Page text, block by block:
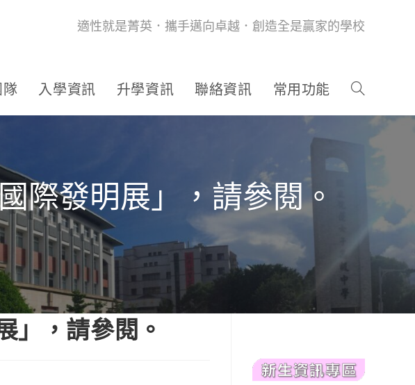
適性就是菁英．攜手邁向卓越．創造全是贏家的學校
入學資訊 升學資訊 聯絡資訊 常用功能
際發明展」，請參閱。
」，請參閱。